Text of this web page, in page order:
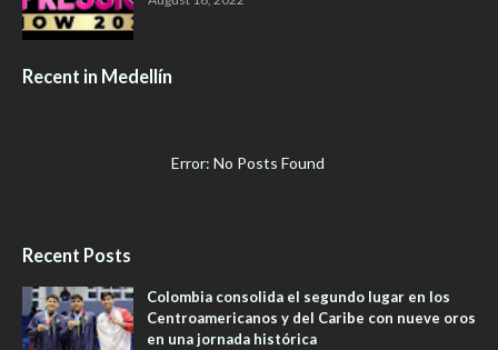
Recent in Medellín
Error: No Posts Found
Recent Posts
Colombia consolida el segundo lugar en los
Centroamericanos y del Caribe con nueve oros
en una jornada histórica